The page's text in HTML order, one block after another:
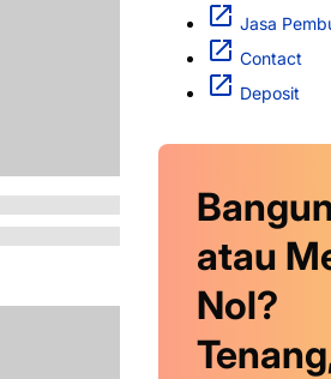
Jasa
Contact
Deposit
atau
Nol?